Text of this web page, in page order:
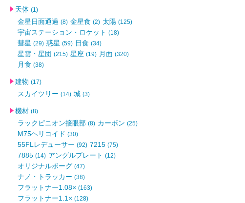
天体 (1)
金星日面通過 (8) 金星食 (2) 太陽 (125)
宇宙ステーション・ロケット (18)
彗星 (29) 惑星 (59) 日食 (34)
星雲・星団 (215) 星座 (19) 月面 (320)
月食 (38)
建物 (17)
スカイツリー (14) 城 (3)
機材 (8)
ラックピニオン接眼部 (8) カーボン (25)
M75ヘリコイド (30)
55FLレデューサー (92) 7215 (75)
7885 (14) アングルプレート (12)
オリジナルボーグ (47)
ナノ・トラッカー (38)
フラットナー1.08× (163)
フラットナー1.1× (128)